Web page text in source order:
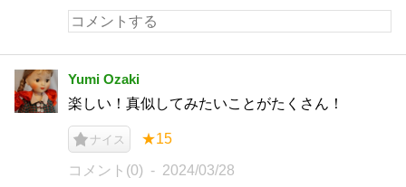
Yumi Ozaki
楽しい！真似してみたいことがたくさん！
ナイス ★15
コメント(0) 2024/03/28